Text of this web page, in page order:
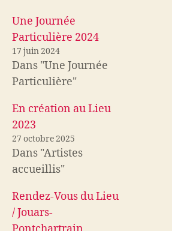
g
e
r
s
r
T
w
i
e
r
(
o
u
v
r
e
d
a
u
n
e
n
o
a
e
r
r
F
a
c
o
o
o
u
v
r
e
s
u
Une Journée
Particulière 2024
17 juin 2024
Dans "Une Journée
Particulière"
En création au Lieu
2023
27 octobre 2025
Dans "Artistes
accueillis"
Rendez-Vous du Lieu
/ Jouars-